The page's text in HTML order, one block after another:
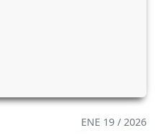
ENE 19 / 2026